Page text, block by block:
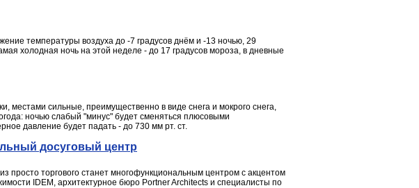
температуры воздуха до -7 градусов днём и -13 ночью, 29
холодная ночь на этой неделе - до 17 градусов мороза, в дневные
местами сильные, преимущественно в виде снега и мокрого снега,
ночью слабый "минус" будет сменяться плюсовыми
давление будет падать - до 730 мм рт. ст.
досуговый центр
просто торгового станет многофункциональным центром с акцентом
IDEM, архитектурное бюро Portner Architects и специалисты по